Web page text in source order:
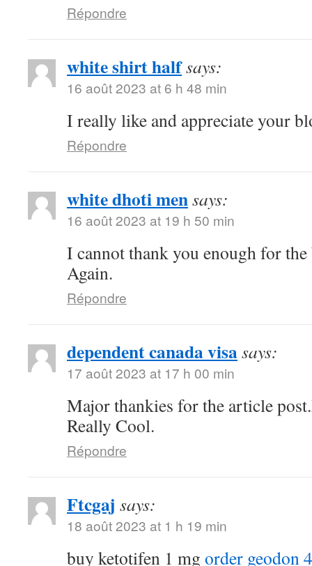
Répondre
white shirt halfsays:
16 août 2023 at 6 h 48 min
I really like and appreciate your
Répondre
white dhoti mensays:
16 août 2023 at 19 h 50 min
I cannot thank you enough for
Again.
Répondre
dependent canada visasays:
17 août 2023 at 17 h 00 min
Major thankies for the article
Really Cool.
Répondre
Ftcgaj says:
18 août 2023 at 1 h 19 min
buy ketotifen 1 mg order geodon